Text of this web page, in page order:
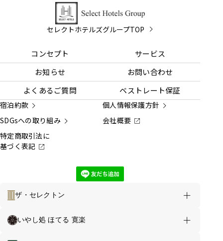
ロイヤルホテル大館 TOP
セレクトホテルズグループTOP
コンセプト
サービス
お知らせ
お問い合わせ
よくあるご質問
ベストレート保証
宿泊約款
個人情報保護方針
SDGsへの取り組み
会社概要
特定商取引法に
基づく表記
ザ・セレクトン
いやし処 ほてる 寛楽